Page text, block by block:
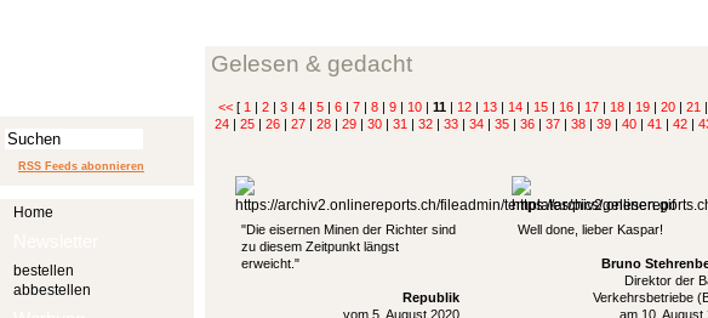
RSS Feeds abonnieren
Home
bestellen
abbestellen
Gelesen & gedacht
<< [ 1 | 2 | 3 | 4 | 5 | 6 | 7 | 8 | 9 | 10 | 11 | 12 | 13 | 14 | 15 | 16 | 17 | 18 | 19 | 20 | 21 |
24| 25| 26| 27| 28| 29| 30| 31 | 32| 33| 34| 35| 36| 37| 38| 39| 40| 41 | 42|
"Die eisernen Minen der Richter sind
zu diesem Zeitpunkt längst
erweicht."
Republik
vom 5. August 2020
Well done, lieber Kaspar!
Bruno
Direktor der
Verkehrsbetriebe
am 10. August